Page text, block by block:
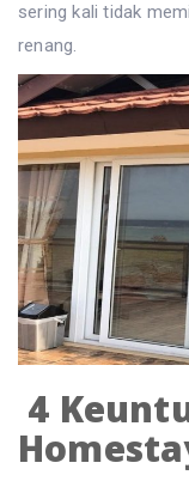
sering kali tidak
renang.
4